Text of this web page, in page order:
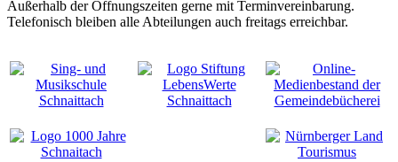
Außerhalb der Öffnungszeiten gerne mit Terminvereinbarung.
Telefonisch bleiben alle Abteilungen auch freitags erreichbar.